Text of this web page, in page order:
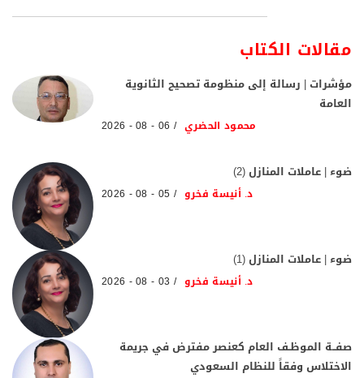
مقالات الكتاب
مؤشرات | رسالة إلى منظومة تصحيح الثانوية
العامة
محمود الحضري 06 - 08 - 2026
ضوء | عاملات المنازل (2)
د. أنيسة فخرو 05 - 08 - 2026
ضوء | عاملات المنازل (1)
د. أنيسة فخرو 03 - 08 - 2026
صفــة الموظـف العام كعنصر مفترض في جريمة
الاختلاس وفقاً للنظام السعودي